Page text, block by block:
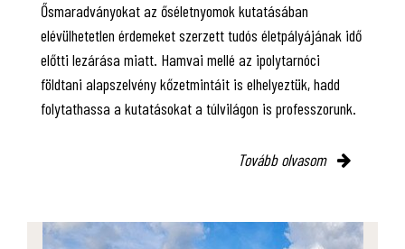
Ősmaradványokat az őséletnyomok kutatásában
elévülhetetlen érdemeket szerzett tudós életpályájának idő
előtti lezárása miatt. Hamvai mellé az ipolytarnóci
földtani alapszelvény kőzetmintáit is elhelyeztük, hadd
folytathassa a kutatásokat a túlvilágon is professzorunk.
Tovább olvasom